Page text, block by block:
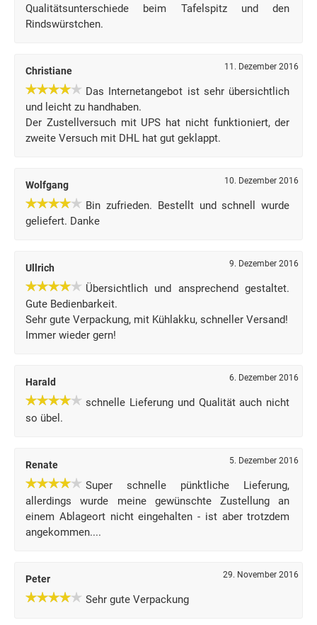
Qualitätsunterschiede beim Tafelspitz und den
Rindswürstchen.
Christiane 11. Dezember 2016
Das Internetangebot ist sehr übersichtlich
und leicht zu handhaben.
Der Zustellversuch mit UPS hat nicht funktioniert, der
zweite Versuch mit DHL hat gut geklappt.
Wolfgang 10. Dezember 2016
Bin zufrieden. Bestellt und schnell wurde
geliefert. Danke
Ullrich 9. Dezember 2016
Übersichtlich und ansprechend gestaltet.
Gute Bedienbarkeit.
Sehr gute Verpackung, mit Kühlakku, schneller Versand!
Immer wieder gern!
Harald 6. Dezember 2016
schnelle Lieferung und Qualität auch nicht
so übel.
Renate 5. Dezember 2016
Super schnelle pünktliche Lieferung,
allerdings wurde meine gewünschte Zustellung an
einem Ablageort nicht eingehalten - ist aber trotzdem
angekommen....
Peter 29. November 2016
Sehr gute Verpackung